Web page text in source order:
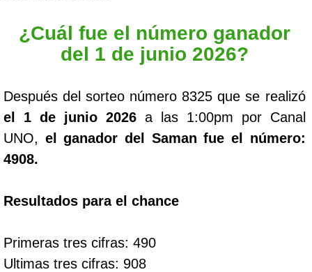
¿Cuál fue el número ganador
del 1 de junio 2026?
Después del sorteo número 8325 que se realizó
el 1 de junio 2026a las 1:00pm por Canal
UNO, el ganador del Saman fue el número:
4908.
Resultados para el chance
Primeras tres cifras: 490
Ultimas tres cifras: 908